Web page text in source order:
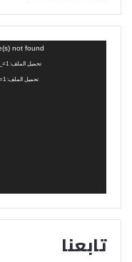
not found
تحميل الملف: https://7areer.com/wp-content/uploads/2019/02/voda2018.mp4?_=1
تحميل الملف: http://7areer.com/wp-content/uploads/2019/02/voda2018.mp4?_=1
تابعنا